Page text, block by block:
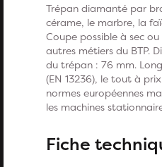
Trépan diamanté par
cérame, le marbre, la
Coupe possible à sec
autres métiers du BTP.
du trépan : 76 mm.
(EN 13236), le tout à
normes européennes
les machines
Fiche